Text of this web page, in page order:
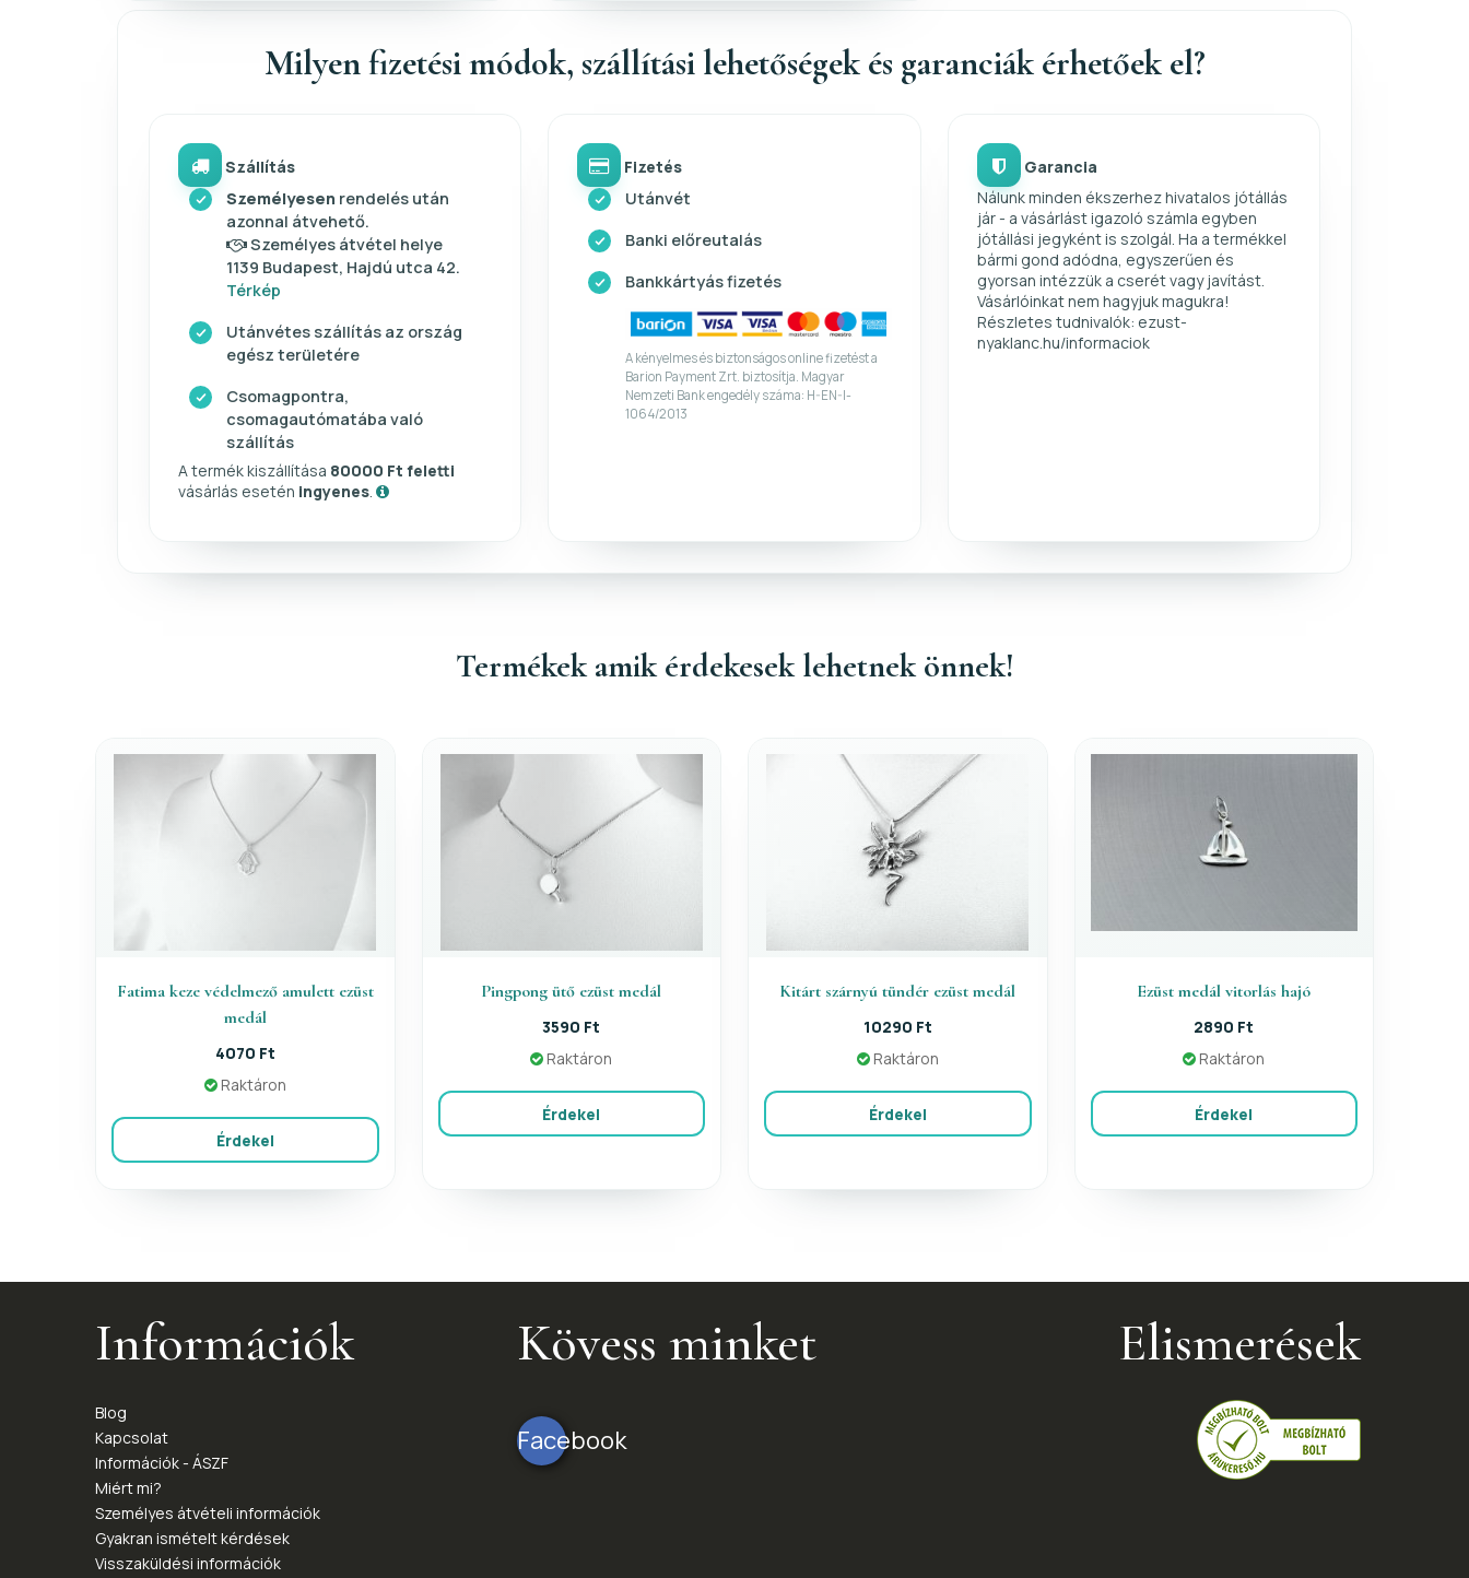
Milyen fizetési módok, szállítási lehetőségek és garanciák érhetőek el?
Szállítás
Személyesen rendelés után
azonnal átvehető.
Személyes átvétel helye
1139 Budapest, Hajdú utca 42.
Térkép
Utánvétes szállítás az ország
egész területére
Csomagpontra,
csomagautómatába való
szállítás
A termék kiszállítása 80000 Ft feletti
vásárlás esetén ingyenes.
Fizetés
Utánvét
Banki előreutalás
Bankkártyás fizetés
A kényelmes és biztonságos online fizetést a
Barion Payment Zrt. biztosítja. Magyar
Nemzeti Bank engedély száma: H-EN-I-
1064/2013
Garancia
Nálunk minden ékszerhez hivatalos jótállás
jár - a vásárlást igazoló számla egyben
jótállási jegyként is szolgál. Ha a termékkel
bármi gond adódna, egyszerűen és
gyorsan intézzük a cserét vagy javítást.
Vásárlóinkat nem hagyjuk magukra!
Részletes tudnivalók: ezust-
nyaklanc.hu/informaciok
Termékek amik érdekesek lehetnek önnek!
Fatima keze védelmező amulett ezüst
medál
4070 Ft
Raktáron
Érdekel
Pingpong ütő ezüst medál
3590 Ft
Raktáron
Érdekel
Kitárt szárnyú tündér ezüst medál
10290 Ft
Raktáron
Érdekel
Ezüst medál vitorlás hajó
2890 Ft
Raktáron
Érdekel
Információk
Blog
Kapcsolat
Információk - ÁSZF
Miért mi?
Személyes átvételi információk
Gyakran ismételt kérdések
Visszaküldési információk
Kövess minket
Facebook
Elismerések